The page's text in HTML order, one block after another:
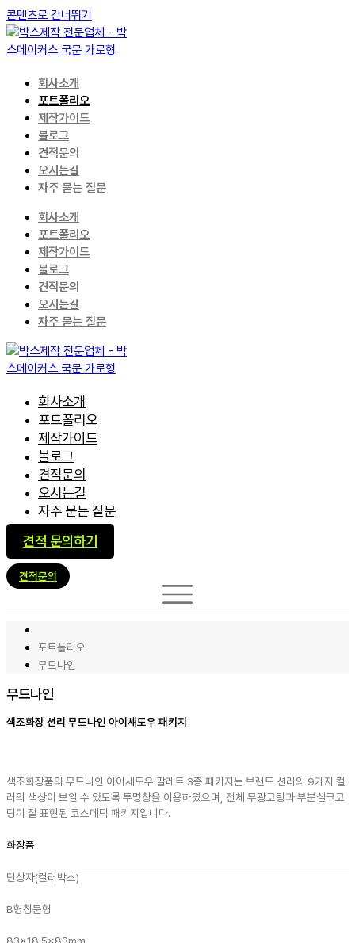
콘텐츠로 건너뛰기
회사소개
포트폴리오
제작가이드
블로그
견적문의
오시는길
자주 묻는 질문
회사소개
포트폴리오
제작가이드
블로그
견적문의
오시는길
자주 묻는 질문
회사소개
포트폴리오
제작가이드
블로그
견적문의
오시는길
자주 묻는 질문
견적 문의하기
견적문의
포트폴리오
무드나인
무드나인
색조화장 션리 무드나인 아이섀도우 패키지
색조화장품의 무드나인 아이새도우 팔레트 3종 패키지는 브랜드 션리의 9가지 컬
러의 색상이 보일 수 있도록 투명창을 이용하였으며, 전체 무광코팅과 부분실크코
팅이 잘 표현된 코스메틱 패키지입니다.
화장품
단상자(컬러박스)
B형창문형